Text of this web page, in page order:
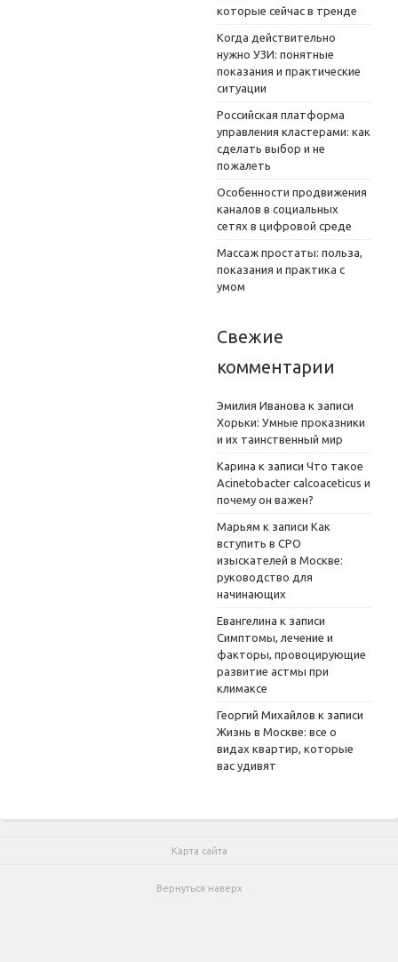
которые сейчас в тренде
Когда действительно
нужно УЗИ: понятные
показания и практические
ситуации
Российская платформа
управления кластерами: как
сделать выбор и не
пожалеть
Особенности продвижения
каналов в социальных
сетях в цифровой среде
Массаж простаты: польза,
показания и практика с
умом
Свежие
комментарии
Эмилия Иванова к записи
Хорьки: Умные проказники
и их таинственный мир
Карина к записи Что такое
Acinetobacter calcoaceticus и
почему он важен?
Марьям к записи Как
вступить в СРО
изыскателей в Москве:
руководство для
начинающих
Евангелина к записи
Симптомы, лечение и
факторы, провоцирующие
развитие астмы при
климаксе
Георгий Михайлов к записи
Жизнь в Москве: все о
видах квартир, которые
вас удивят
Карта сайта
Вернуться наверх